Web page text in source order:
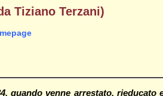
Tiziano Terzani)
quando venne arrestato,